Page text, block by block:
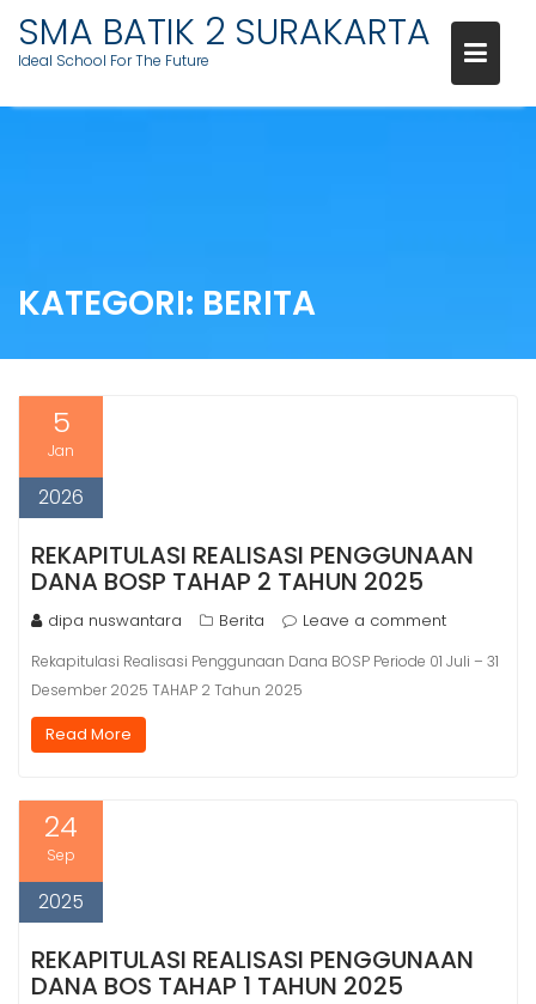
content
SMA BATIK 2 SURAKARTA
Ideal School For The Future
KATEGORI: BERITA
5
Jan
2026
REKAPITULASI REALISASI PENGGUNAAN
DANA BOSP TAHAP 2 TAHUN 2025
dipa nuswantara Berita Leave a comment
Rekapitulasi Realisasi Penggunaan Dana BOSP Periode 01 Juli – 31
Desember 2025 TAHAP 2 Tahun 2025
Read More
24
Sep
2025
REKAPITULASI REALISASI PENGGUNAAN
DANA BOS TAHAP 1 TAHUN 2025